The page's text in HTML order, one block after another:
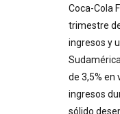
Coca-Cola
trimestre
ingresos y
de 3,5% en
ingresos
sólido